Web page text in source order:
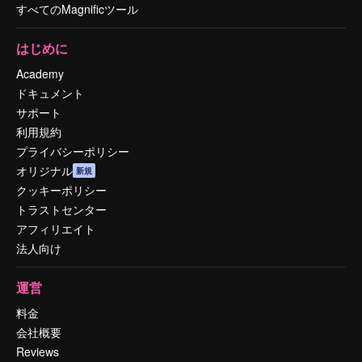
すべてのMagnificツール
はじめに
Academy
ドキュメント
サポート
利用規約
プライバシーポリシー
オリジナル 新規
クッキーポリシー
トラストセンター
アフィリエイト
法人向け
運営
料金
会社概要
Reviews